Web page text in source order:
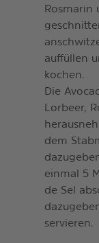
Rosmarin
auffüllen
kochen.
Die
Lorbeer,
dem
einmal 5
de Sel
servieren.